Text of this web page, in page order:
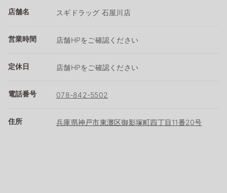
店舗名 スギドラッグ 石屋川店
営業時間 店舗HPをご確認ください
定休日 店舗HPをご確認ください
電話番号 078-842-5502
住所 兵庫県神戸市東灘区御影塚町四丁目11番20号